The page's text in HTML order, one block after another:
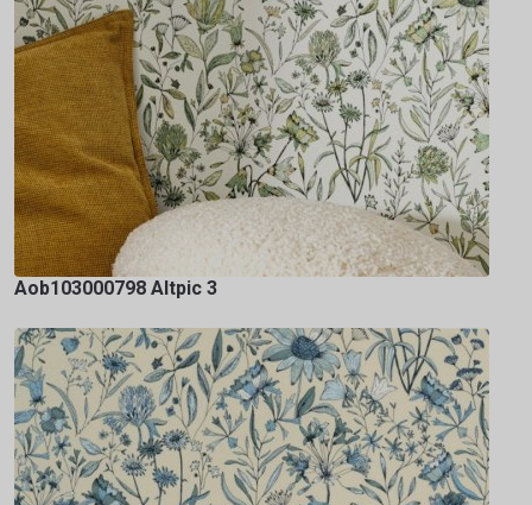
Aob103000798 Altpic 3